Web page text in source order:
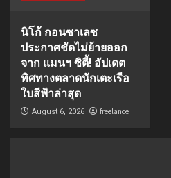
นิโก้ กอนซาเลซ
ประกาศชัดไม่ย้ายออก
จาก แมนฯ ซิตี้! อัปเดต
ทิศทางตลาดนักเตะเรือ
ใบสีฟ้าล่าสุด
August 6, 2026 freelance